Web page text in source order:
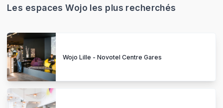
Les espaces Wojo les plus recherchés
Wojo Lille - Novotel Centre Gares